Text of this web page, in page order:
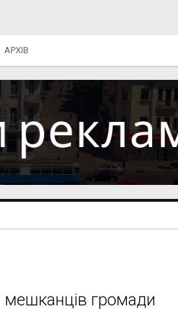
АРХІВ
мешканців громади